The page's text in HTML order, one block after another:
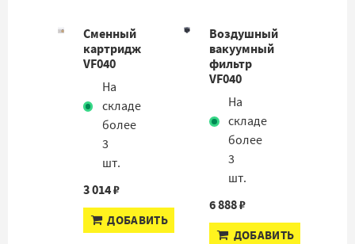
Сменный
картридж
VF040
На
складе
более
3
шт.
3 014 ₽
ДОБАВИТЬ
Воздушный
вакуумный
фильтр
VF040
На
складе
более
3
шт.
6 888 ₽
ДОБАВИТЬ